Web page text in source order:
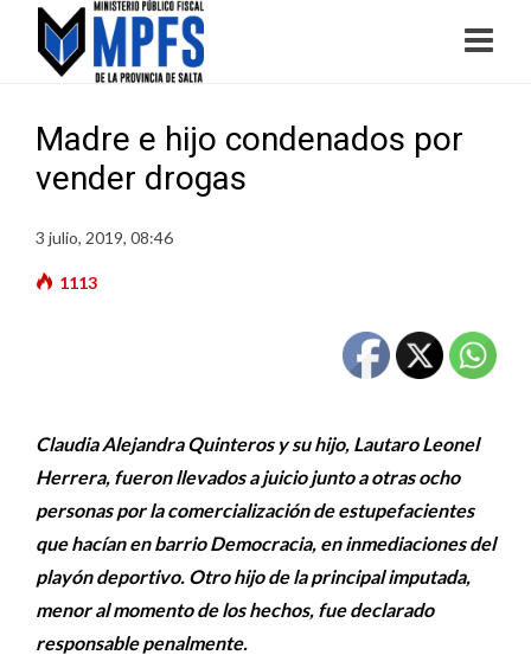
Madre e hijo condenados por
vender drogas
3 julio, 2019, 08:46
1113
Claudia Alejandra Quinteros y su hijo, Lautaro Leonel
Herrera, fueron llevados a juicio junto a otras ocho
personas por la comercialización de estupefacientes
que hacían en barrio Democracia, en inmediaciones del
playón deportivo. Otro hijo de la principal imputada,
menor al momento de los hechos, fue declarado
responsable penalmente.